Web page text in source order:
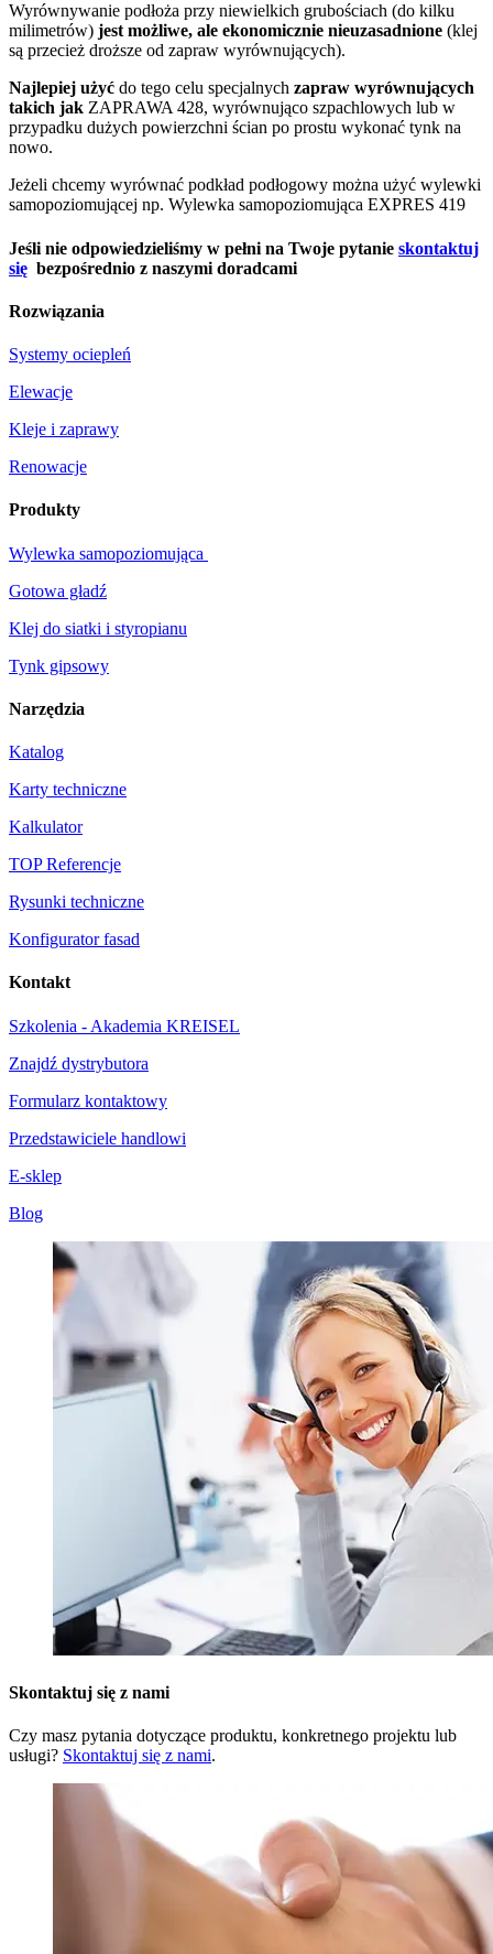
Wyrównywanie podłoża przy niewielkich grubościach (do kilku
milimetrów) jest możliwe, ale ekonomicznie nieuzasadnione (klej
są przecież droższe od zapraw wyrównujących).
Najlepiej użyć do tego celu specjalnych zapraw wyrównujących
takich jak ZAPRAWA 428, wyrównująco szpachlowych lub w
przypadku dużych powierzchni ścian po prostu wykonać tynk na
nowo.
Jeżeli chcemy wyrównać podkład podłogowy można użyć wylewki
samopoziomującej np. Wylewka samopoziomująca EXPRES 419
Jeśli nie odpowiedzieliśmy w pełni na Twoje pytanie skontaktuj
się bezpośrednio z naszymi doradcami
Rozwiązania
Systemy ociepleń
Elewacje
Kleje i zaprawy
Renowacje
Produkty
Wylewka samopoziomująca
Gotowa gładź
Klej do siatki i styropianu
Tynk gipsowy
Narzędzia
Katalog
Karty techniczne
Kalkulator
TOP Referencje
Rysunki techniczne
Konfigurator fasad
Kontakt
Szkolenia - Akademia KREISEL
Znajdź dystrybutora
Formularz kontaktowy
Przedstawiciele handlowi
E-sklep
Blog
Skontaktuj się z nami
Czy masz pytania dotyczące produktu, konkretnego projektu lub
usługi? Skontaktuj się z nami.